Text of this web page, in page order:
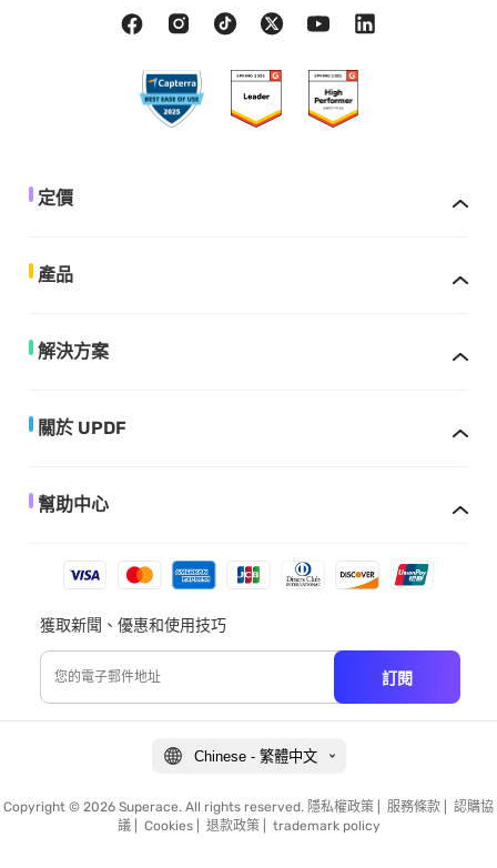
定價
產品
解決方案
關於 UPDF
幫助中心
獲取新聞、優惠和使用技巧
訂閱
Chinese - 繁體中文
Copyright © 2026 Superace. All rights reserved. 隱私權政策 服務條款
認購協
議| Cookies| 退款政策| trademark policy